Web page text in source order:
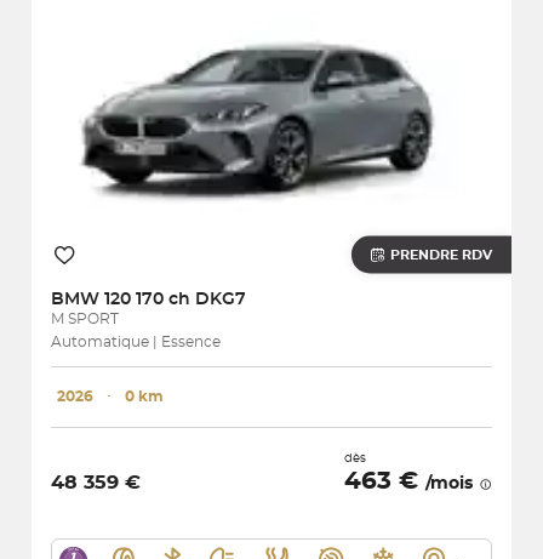
PRENDRE RDV
BMW 120 170 ch DKG7
M SPORT
Automatique | Essence
2026 ･ 0 km
48 359 €
dès
463 € /mois